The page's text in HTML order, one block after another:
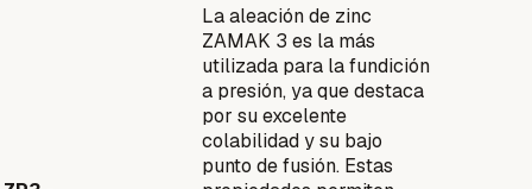
La aleación de zinc
ZAMAK 3 es la más
utilizada para la fundición
a presión, ya que destaca
por su excelente
colabilidad y su bajo
punto de fusión. Estas